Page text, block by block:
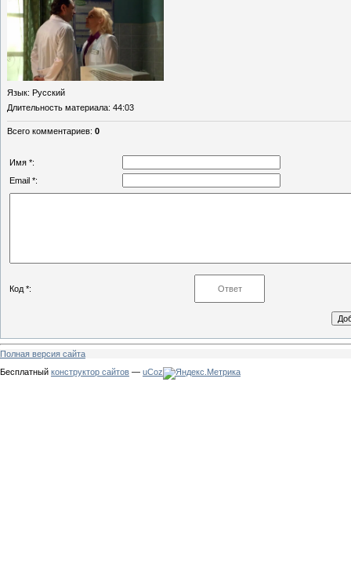
Язык: Русский
Длительность материала: 44:03
Всего комментариев: 0
Имя *:
Email *:
Код *:
Полная версия сайта
Бесплатный конструктор сайтов — uCoz